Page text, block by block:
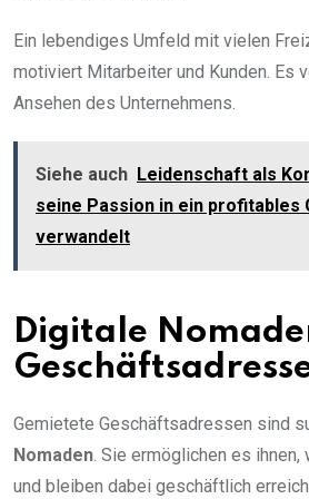
Ein lebendiges Umfeld mit vielen
motiviert Mitarbeiter und Kunden. Es
Ansehen des Unternehmens.
Siehe auch Leidenschaft als
seine Passion in ein profitables
verwandelt
Digitale
Gemietete Geschäftsadressen sind
Nomaden. Sie ermöglichen es
und bleiben dabei geschäftlich